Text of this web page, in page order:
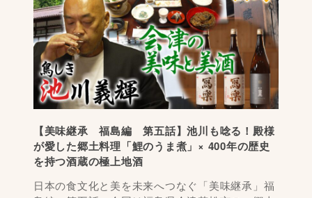
【美味継承 福島編 第五話】池川も唸る！殿様
が愛した郷土料理「鯉のうま煮」× 400年の歴史
を持つ酒蔵の極上地酒
日本の食文化と美を未来へつなぐ「美味継承」福